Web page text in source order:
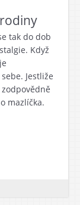
tak do dob
Když
Jestliže
mazlíčka.